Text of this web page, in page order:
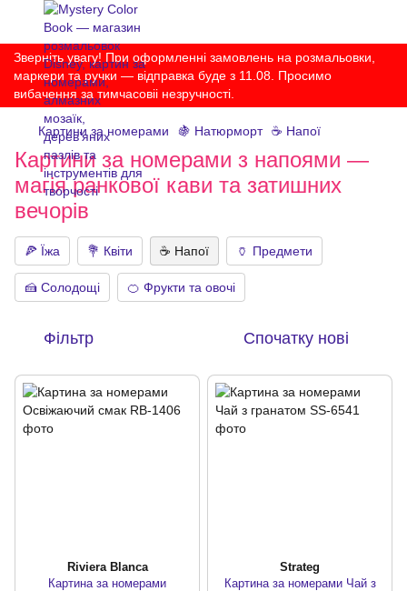
Зверніть увагу! При оформленні замовлень на розмальовки,
маркери та ручки — відправка буде з 11.08. Просимо
вибачення за тимчасовіі незручності.
Картини за номерами 🍇 Натюрморт ☕ Напої
Картини за номерами з напоями —
магія ранкової кави та затишних
вечорів
🍕 Їжа 💐 Квіти ☕ Напої 🏺 Предмети
🍰 Солодощі 🍊 Фрукти та овочі
Фільтр Спочатку нові
Riviera Blanca
Картина за номерами
Strateg
Картина за номерами Чай з